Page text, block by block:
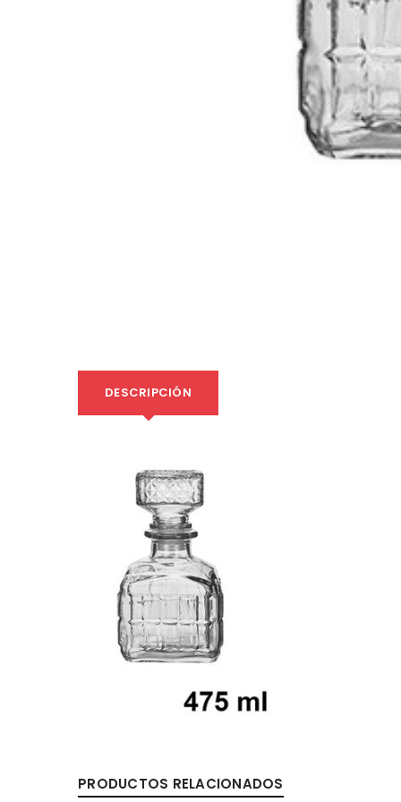
DESCRIPCIÓN
PRODUCTOS RELACIONADOS